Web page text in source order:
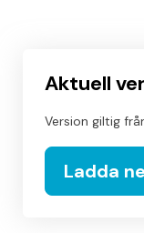
Aktuell
Version giltig
Ladda